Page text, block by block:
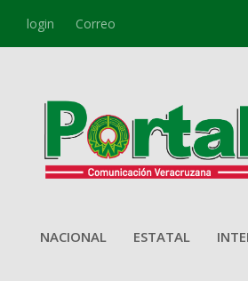
login Correo
NACIONAL ESTATAL